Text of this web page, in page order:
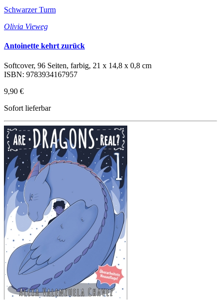
Schwarzer Turm
Olivia Vieweg
Antoinette kehrt zurück
Softcover, 96 Seiten, farbig, 21 x 14,8 x 0,8 cm
ISBN: 9783934167957
9,90 €
Sofort lieferbar